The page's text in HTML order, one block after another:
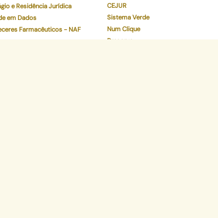
e Residência Jurídica
em Dados
Farmacêuticos - NAF
CEJUR
Sistema Verde
Num Clique
Preserve